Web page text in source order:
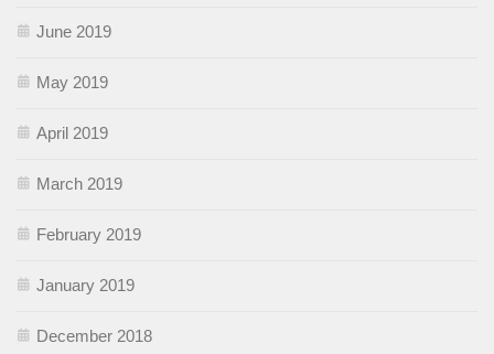
June 2019
May 2019
April 2019
March 2019
February 2019
January 2019
December 2018